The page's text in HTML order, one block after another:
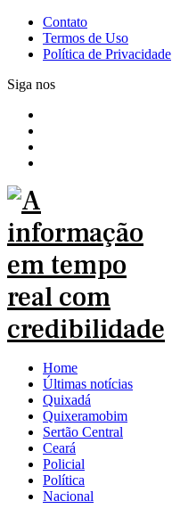
Contato
Termos de Uso
Política de Privacidade
Siga nos
Home
Últimas notícias
Quixadá
Quixeramobim
Sertão Central
Ceará
Policial
Política
Nacional